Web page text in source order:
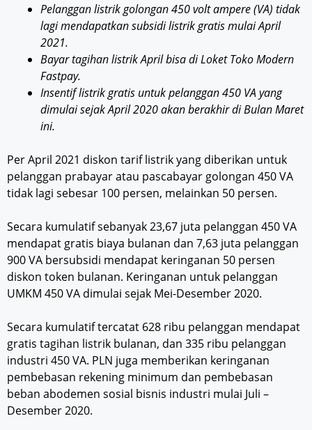
Pelanggan listrik golongan 450 volt ampere (VA) tidak
lagi mendapatkan subsidi listrik gratis mulai April
2021.
Bayar tagihan listrik April bisa di Loket Toko Modern
Fastpay.
Insentif listrik gratis untuk pelanggan 450 VA yang
dimulai sejak April 2020 akan berakhir di Bulan Maret
ini.
Per April 2021 diskon tarif listrik yang diberikan untuk
pelanggan prabayar atau pascabayar golongan 450 VA
tidak lagi sebesar 100 persen, melainkan 50 persen.
Secara kumulatif sebanyak 23,67 juta pelanggan 450 VA
mendapat gratis biaya bulanan dan 7,63 juta pelanggan
900 VA bersubsidi mendapat keringanan 50 persen
diskon token bulanan. Keringanan untuk pelanggan
UMKM 450 VA dimulai sejak Mei-Desember 2020.
Secara kumulatif tercatat 628 ribu pelanggan mendapat
gratis tagihan listrik bulanan, dan 335 ribu pelanggan
industri 450 VA. PLN juga memberikan keringanan
pembebasan rekening minimum dan pembebasan
beban abodemen sosial bisnis industri mulai Juli –
Desember 2020.